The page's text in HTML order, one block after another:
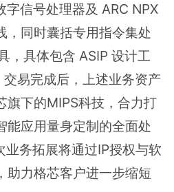
字信号处理器及 ARC NPX
，同时囊括专用指令集处
，具体包含 ASIP 设计工
易完成后，上述业务资产
旗下的MIPS科技，合力打
能应用量身定制的全面处
业务拓展将通过IP授权与软
助力格芯客户进一步缩短